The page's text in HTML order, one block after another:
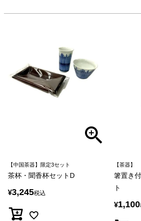
【中国茶器】限定3セット
茶杯・聞香杯セットD
¥3,245税込
【茶器】
箸置き
ト
¥1,100